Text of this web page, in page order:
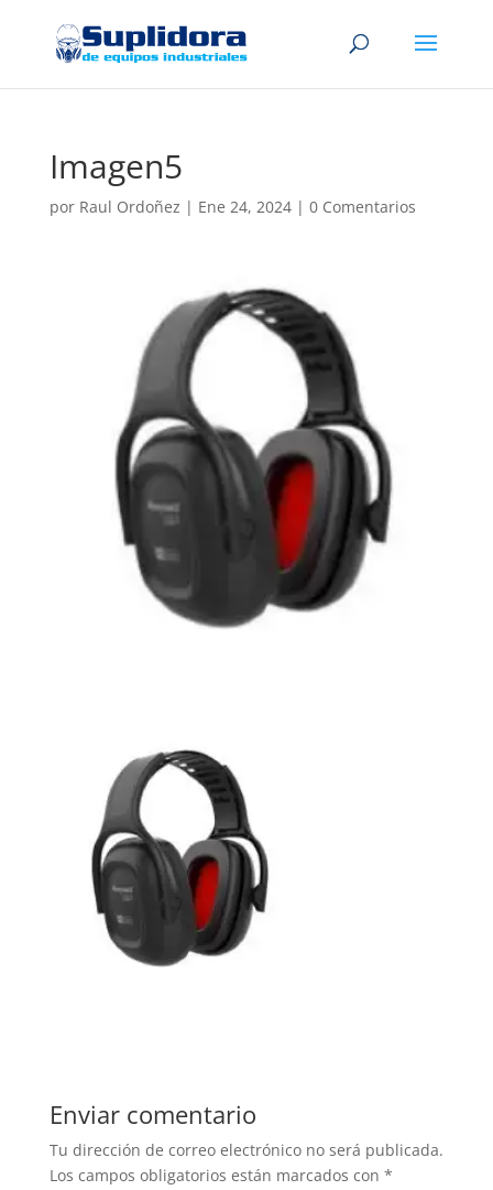
Imagen5
por Raul Ordoñez | Ene 24, 2024| 0 Comentarios
Enviar comentario
Tu dirección de correo electrónico no será publicada.
Los campos obligatorios están marcados con *